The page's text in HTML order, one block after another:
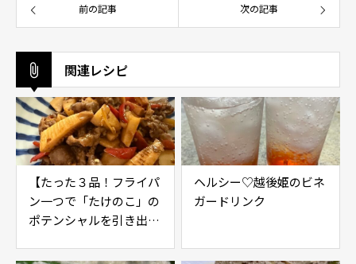
前の記事 次の記事
関連レシピ
【たった３品！フライパ
ン一つで「たけのこ」の
ポテンシャルを引き出す
ヘルシー♡越後姫のビネ
ガードリンク